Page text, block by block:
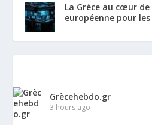
La Grèce au cœur
européenne pour
Grècehebdo.gr
3 hours ago